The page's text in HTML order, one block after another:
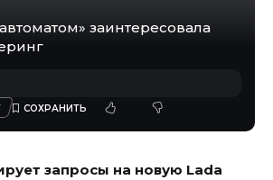
заинтересовала
запросы на новую Lada